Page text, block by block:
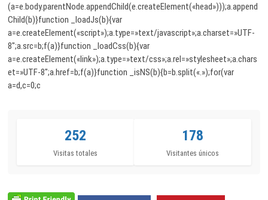
(a=e.body.parentNode.appendChild(e.createElement(«head»)));a.append
Child(b)}function _loadJs(b){var
a=e.createElement(«script»);a.type=»text/javascript»;a.charset=»UTF-
8″;a.src=b;f(a)}function _loadCss(b){var
a=e.createElement(«link»);a.type=»text/css»;a.rel=»stylesheet»;a.chars
et=»UTF-8″;a.href=b;f(a)}function _isNS(b){b=b.split(«.»);for(var
a=d,c=0;c
252
Visitas totales
178
Visitantes únicos